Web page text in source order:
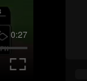
0:27